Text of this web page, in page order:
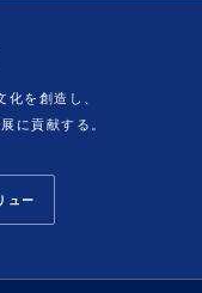
を創造し、
に貢献する。
ュー